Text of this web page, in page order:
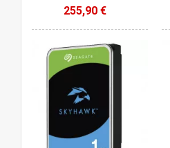
255,90 €